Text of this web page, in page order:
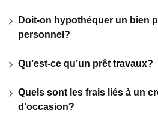
Doit-on hypothéquer un bien
personnel?
Qu’est-ce qu’un prêt travaux?
Quels sont les frais liés à un
d’occasion?